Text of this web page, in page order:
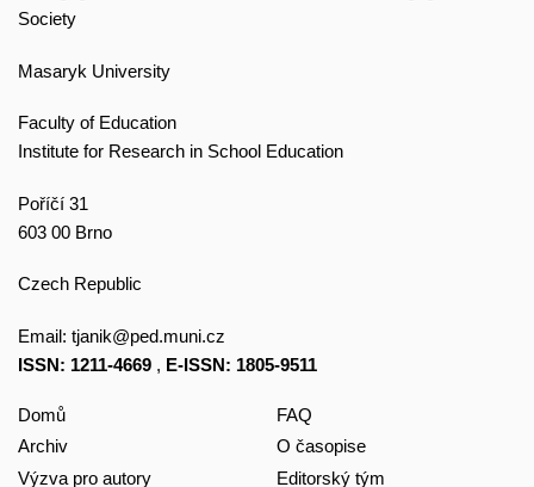
Society
Masaryk University
Faculty of Education
Institute for Research in School Education
Poříčí 31
603 00 Brno
Czech Republic
Email: tjanik@ped.muni.cz
ISSN: 1211-4669 , E-ISSN: 1805-9511
Domů
Archiv
Výzva pro autory
FAQ
O časopise
Editorský tým